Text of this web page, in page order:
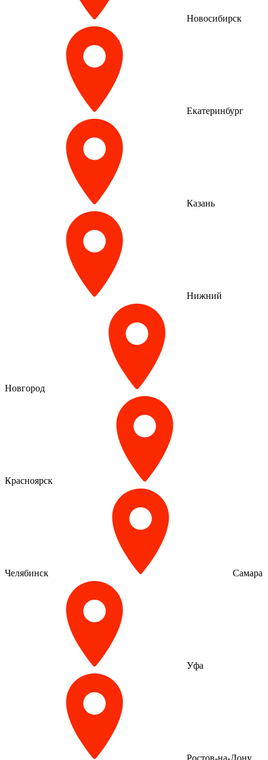
Новосибирск
Екатеринбург
Казань
Нижний
Новгород
Красноярск
Челябинск Самара
Уфа
Ростов-на-Дону